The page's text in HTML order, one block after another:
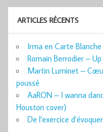
ARTICLES RÉCENTS
Irma en Carte
Romain Berrodier –
Martin Luminet –
poussé
AaRON – I wanna
Houston cover)
De l’exercice